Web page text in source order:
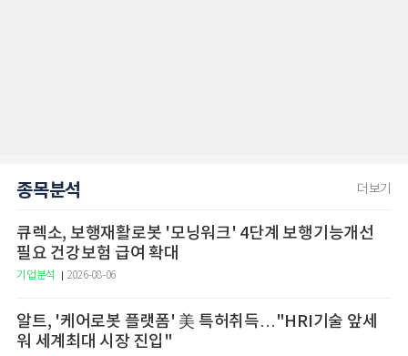
종목분석 더보기
큐렉소, 보행재활로봇 '모닝워크' 4단계 보행기능개선
필요 건강보험 급여 확대
기업분석 2026-08-06
알트, '케어로봇 플랫폼' 美 특허취득…"HRI기술 앞세
워 세계최대 시장 진입"